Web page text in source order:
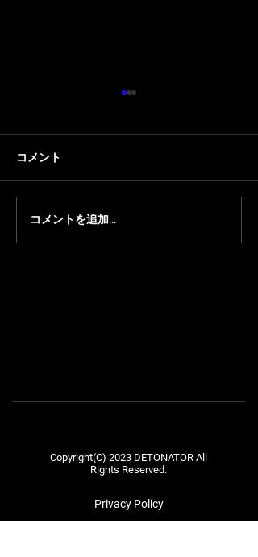
【ちくのぼ】『ほやっほ
ー祭2026』にちくのぼが
コメント
コメントを追加…
Copyright(C) 2023 DETONATOR All
Rights Reserved.
Privacy Policy